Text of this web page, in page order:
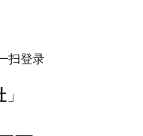
扫登录
」